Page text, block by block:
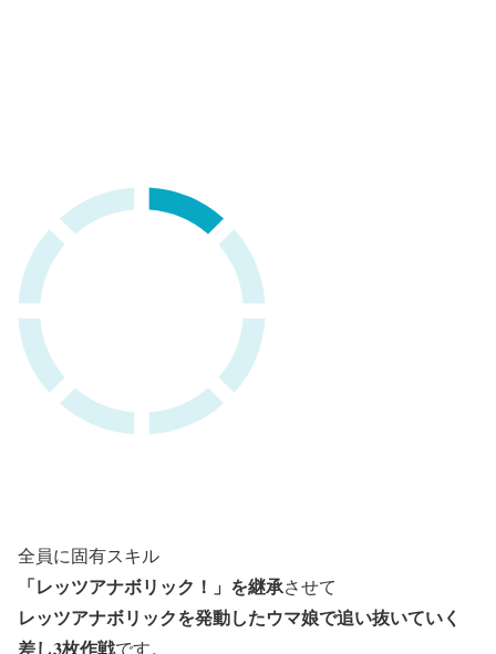
全員に固有スキル
「レッツアナボリック！」を継承させて
レッツアナボリックを発動したウマ娘で追い抜いていく
差し3枚作戦です。